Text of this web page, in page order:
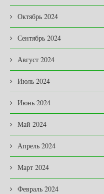
Октябрь 2024
Сентябрь 2024
Август 2024
Июль 2024
Июнь 2024
Май 2024
Апрель 2024
Март 2024
Февраль 2024